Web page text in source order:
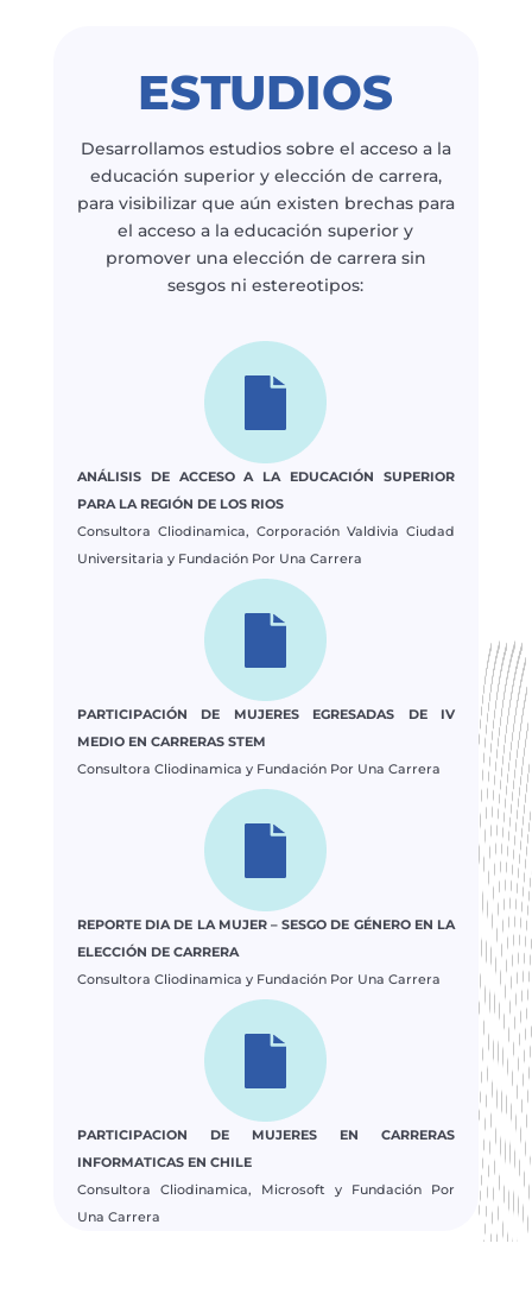
ESTUDIOS
Desarrollamos estudios sobre el acceso a la
educación superior y elección de carrera,
para visibilizar que aún existen brechas para
el acceso a la educación superior y
promover una elección de carrera sin
sesgos ni estereotipos:
ANÁLISIS DE ACCESO A LA EDUCACIÓN SUPERIOR
PARA LA REGIÓN DE LOS RIOS
Consultora Cliodinamica, Corporación Valdivia Ciudad
Universitaria y Fundación Por Una Carrera
PARTICIPACIÓN DE MUJERES EGRESADAS DE IV
MEDIO EN CARRERAS STEM
Consultora Cliodinamica y Fundación Por Una Carrera
REPORTE DIA DE LA MUJER – SESGO DE GÉNERO EN LA
ELECCIÓN DE CARRERA
Consultora Cliodinamica y Fundación Por Una Carrera
PARTICIPACION DE MUJERES EN CARRERAS
INFORMATICAS EN CHILE
Consultora Cliodinamica, Microsoft y Fundación Por
Una Carrera